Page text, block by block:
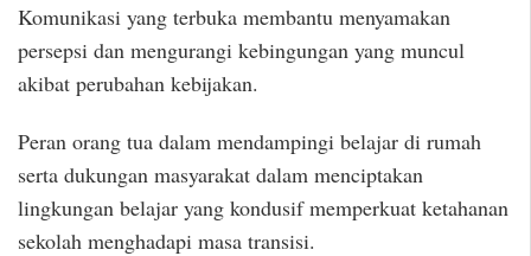
Komunikasi yang terbuka membantu menyamakan
persepsi dan mengurangi kebingungan yang muncul
akibat perubahan kebijakan.
Peran orang tua dalam mendampingi belajar di rumah
serta dukungan masyarakat dalam menciptakan
lingkungan belajar yang kondusif memperkuat ketahanan
sekolah menghadapi masa transisi.